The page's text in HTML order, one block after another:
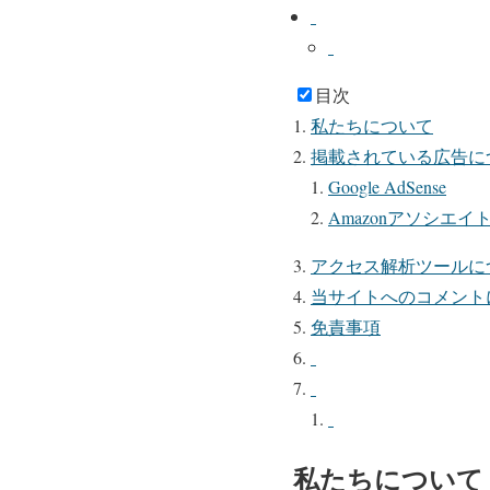
目次
私たちについて
掲載されている広告に
Google AdSense
Amazonアソシエイト
アクセス解析ツールに
当サイトへのコメント
免責事項
私たちについて